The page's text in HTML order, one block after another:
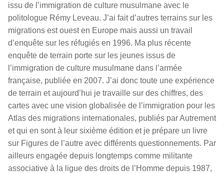
issu de l’immigration de culture musulmane avec le
politologue Rémy Leveau. J’ai fait d’autres terrains sur les
migrations est ouest en Europe mais aussi un travail
d’enquête sur les réfugiés en 1996. Ma plus récente
enquête de terrain porte sur les jeunes issus de
l’immigration de culture musulmane dans l’armée
française, publiée en 2007. J’ai donc toute une expérience
de terrain et aujourd’hui je travaille sur des chiffres, des
cartes avec une vision globalisée de l’immigration pour les
Atlas des migrations internationales, publiés par Autrement
et qui en sont à leur sixième édition et je prépare un livre
sur Figures de l’autre avec différents questionnements. Par
ailleurs engagée depuis longtemps comme militante
associative à la ligue des droits de l’Homme depuis 1987,